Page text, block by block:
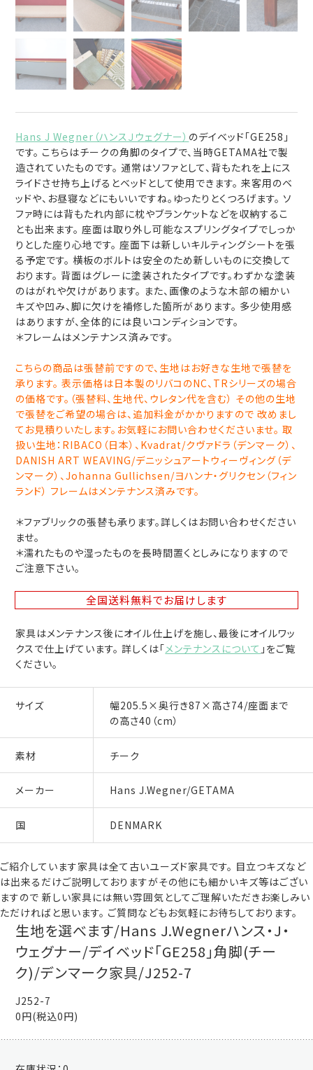
Hans J Wegner（ハンスＪウェグナー） のデイベッド「GE258」
です。 こちらはチークの角脚のタイプで、当時GETAMA社で製
造されていたものです。 通常はソファとして、背もたれを上にス
ライドさせ持ち上げるとベッドとして使用できます。 来客用のベ
ッドや、お昼寝などにもいいですね。ゆったりとくつろげます。 ソ
ファ時には背もたれ内部に枕やブランケットなどを収納するこ
とも出来ます。 座面は取り外し可能なスプリングタイプでしっか
りとした座り心地です。 座面下は新しいキルティングシートを張
る予定です。 横板のボルトは安全のため新しいものに交換して
おります。 背面はグレーに塗装されたタイプです。わずかな塗装
のはがれや欠けがあります。 また、画像のような木部の細かい
キズや凹み、脚に欠けを補修した箇所があります。 多少使用感
はありますが、全体的には良いコンディションです。
＊フレームはメンテナンス済みです。
こちらの商品は張替前ですので、生地はお好きな生地で張替を
承ります。 表示価格は日本製のリバコのNC、TRシリーズの場合
の価格です。（張替料、生地代、ウレタン代を含む） その他の生地
で張替をご希望の場合は、追加料金がかかりますので 改めまし
てお見積りいたします。お気軽にお問い合わせくださいませ。 取
扱い生地：RIBACO（日本）、Kvadrat/クヴァドラ（デンマーク）、
DANISH ART WEAVING/デニッシュアートウィーヴィング（デ
ンマーク）、Johanna Gullichsen/ヨハンナ・グリクセン（フィン
ランド） フレームはメンテナンス済みです。
＊ファブリックの張替も承ります。詳しくはお問い合わせください
ませ。
＊濡れたものや湿ったものを長時間置くとしみになりますので
ご注意下さい。
全国送料無料でお届けします
家具はメンテナンス後にオイル仕上げを施し、最後にオイルワッ
クスで仕上げています。 詳しくは「メンテナンスについて 」をご覧
ください。
サイズ
幅205.5×奥行き87×高さ74/座面まで
の高さ40（cm）
素材 チーク
メーカー Hans J.Wegner/GETAMA
国 DENMARK
ご紹介しています家具は全て古いユーズド家具です。 目立つキズなど
は出来るだけご説明しておりますがその他にも細かいキズ等はござい
ますので 新しい家具には無い雰囲気としてご理解いただきお楽しみい
ただければと思います。 ご質問などもお気軽にお待ちしております。
生地を選べます/Hans J.Wegnerハンス・J・
ウェグナー/デイベッド「GE258」角脚(チー
ク)/デンマーク家具/J252-7
J252-7
0円(税込0円)